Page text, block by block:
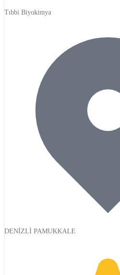
Tıbbi Biyokimya
DENİZLİ PAMUKKALE